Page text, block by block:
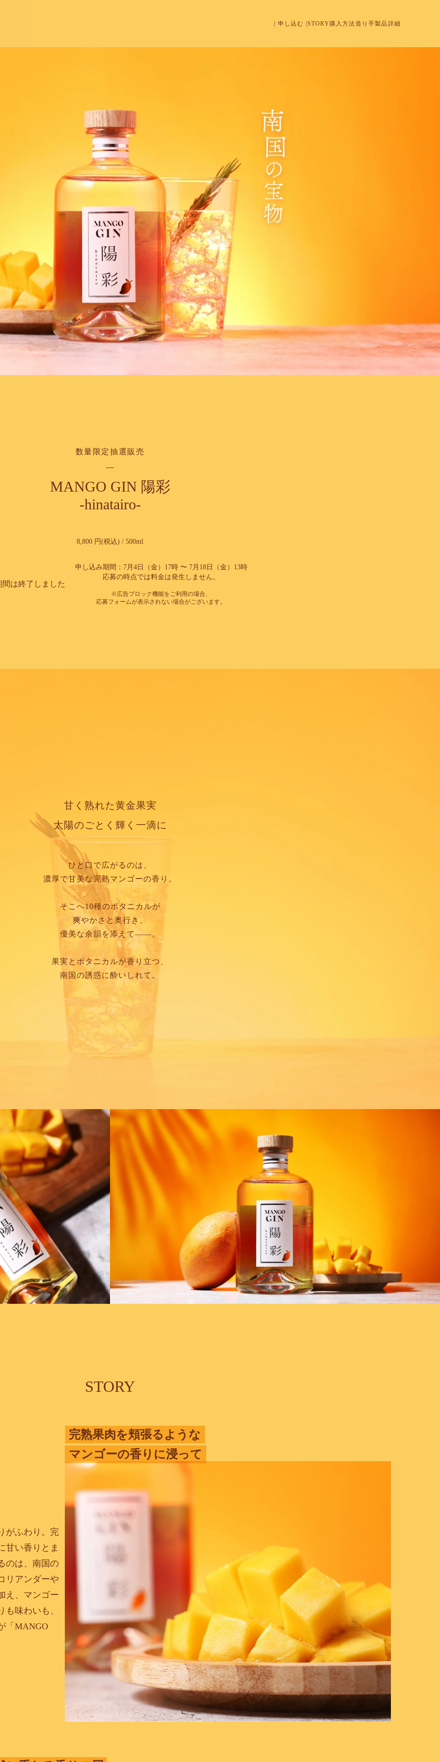
| 申し込む | STORY購入方法造り手製品詳細
数量限定抽選販売
MANGO GIN 陽彩
-hinatairo-
8,800 円(税込) / 500ml
は終了しました
申し込み期間：7月4日（金）17時 〜 7月18日（金）13時
応募の時点では料金は発生しません。
※広告ブロック機能をご利用の場合、
応募フォームが表示されない場合がございます。
甘く熟れた黄金果実
太陽のごとく輝く一滴に
ひと口で広がるのは、
濃厚で甘美な完熟マンゴーの香り。
そこへ10種のボタニカルが
爽やかさと奥行き、
優美な余韻を添えて――。
果実とボタニカルが香り立つ、
南国の誘惑に酔いしれて。
STORY
完熟果肉を頬張るような
マンゴーの香りに浸って
がふわり。完
甘い香りとま
のは、南国の
リアンダーや
え、マンゴー
味わいも、
「MANGO